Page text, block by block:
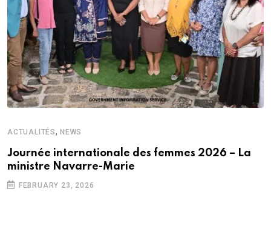
ACTUALITÉS, NEWS
Journée internationale des femmes 2026 – La
ministre Navarre-Marie
FEBRUARY 23, 2026